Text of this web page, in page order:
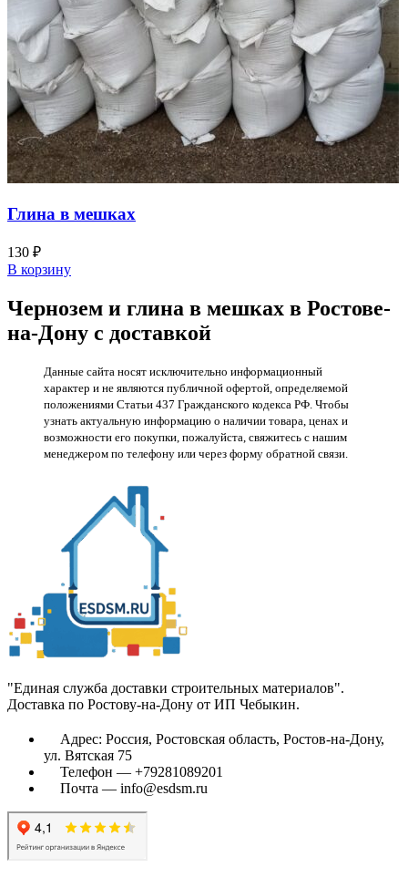
Глина в мешках
130 ₽
В корзину
Чернозем и глина в мешках в Ростове-
на-Дону с доставкой
Данные сайта носят исключительно информационный
характер и не являются публичной офертой, определяемой
положениями Статьи 437 Гражданского кодекса РФ. Чтобы
узнать актуальную информацию о наличии товара, ценах и
возможности его покупки, пожалуйста, свяжитесь с нашим
менеджером по телефону или через форму обратной связи.
"Единая служба доставки строительных материалов".
Доставка по Ростову-на-Дону от ИП Чебыкин.
Адрес: Россия, Ростовская область, Ростов-на-Дону,
ул. Вятская 75
Телефон — +79281089201
Почта — info@esdsm.ru